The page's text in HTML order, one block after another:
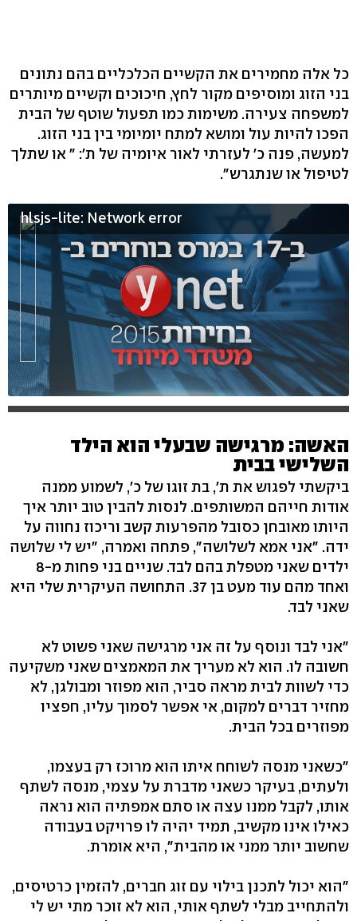
כל אלה מחמירים את הקשיים הכלכליים בהם נתונים
בני הזוג ומוסיפים מקור לחץ, חיכוכים וקשיים מיותרים
למשפחה צעירה. משימות כמו תפעול שוטף של הבית
הפכו להיות עול ומושא למתח יומיומי בין בני הזוג.
למעשה, פנה כ' לעזרתי לאור איומיה של ת': " או שתלך
לטיפול או שנתגרש".
hlsjs-lite: Network error
האשה: מרגישה שבעלי הוא הילד
השלישי בבית
ביקשתי לפגוש את ת׳, בת זוגו של כ׳, לשמוע ממנה
אודות חייהם המשותפים. לנסות להבין טוב יותר איך
היותו מאובחן כסובל מהפרעות קשב וריכוז נחווה על
ידה. ״אני אמא לשלושה״, פתחה ואמרה, ״יש לי שלושה
ילדים שאני מטפלת בהם לבד. שניים בני פחות מ-8
ואחד מהם עוד מעט בן 37. התחושה העיקרית שלי היא
שאני לבד.
"אני לבד ונוסף על זה אני מרגישה שאני פשוט לא
חשובה לו. הוא לא מעריך את המאמצים שאני משקיעה
כדי לשוות לבית מראה סביר, הוא מפוזר ומבולגן, לא
מחזיר דברים למקום, אי אפשר לסמוך עליו, חפציו
מפוזרים בכל הבית.
"כשאני מנסה לשוחח איתו הוא מרוכז רק בעצמו,
ולעתים, בעיקר כשאני מדברת על עצמי, מנסה לשתף
אותו, לקבל ממנו עצה או סתם אמפתיה הוא נראה
כאילו אינו מקשיב, תמיד יהיה לו פרויקט בעבודה
שחשוב יותר ממני או מהבית", היא אומרת.
"הוא יכול לתכנן בילוי עם זוג חברים, להזמין כרטיסים,
ולהתחייב מבלי לשתף אותי, הוא לא זוכר מתי יש לי